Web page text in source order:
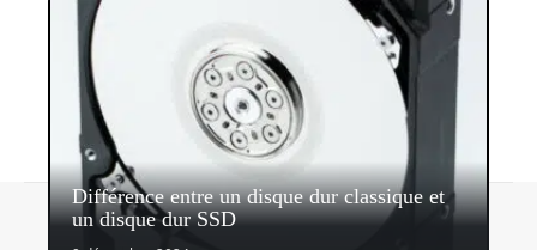
Différence entre un disque dur classique et
un disque dur SSD
Contact Mentions légales Sitemap